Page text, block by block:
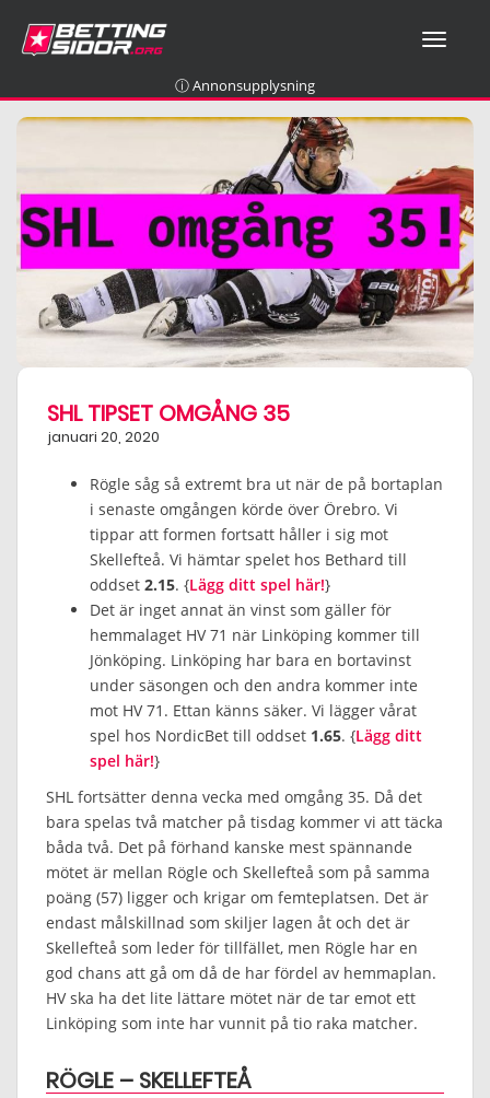
T
G
L
N
A
A
T
I
N
ⓘ Annonsupplysning
SHL TIPSET OMGÅNG 35
januari 20, 2020
Rögle såg så extremt bra ut när de på bortaplan
i senaste omgången körde över Örebro. Vi
tippar att formen fortsatt håller i sig mot
Skellefteå. Vi hämtar spelet hos Bethard till
oddset 2.15. {Lägg ditt spel här!}
Det är inget annat än vinst som gäller för
hemmalaget HV 71 när Linköping kommer till
Jönköping. Linköping har bara en bortavinst
under säsongen och den andra kommer inte
mot HV 71. Ettan känns säker. Vi lägger vårat
spel hos NordicBet till oddset 1.65. {Lägg ditt
spel här!}
SHL fortsätter denna vecka med omgång 35. Då det
bara spelas två matcher på tisdag kommer vi att täcka
båda två. Det på förhand kanske mest spännande
mötet är mellan Rögle och Skellefteå som på samma
poäng (57) ligger och krigar om femteplatsen. Det är
endast målskillnad som skiljer lagen åt och det är
Skellefteå som leder för tillfället, men Rögle har en
god chans att gå om då de har fördel av hemmaplan.
HV ska ha det lite lättare mötet när de tar emot ett
Linköping som inte har vunnit på tio raka matcher.
RÖGLE – SKELLEFTEÅ